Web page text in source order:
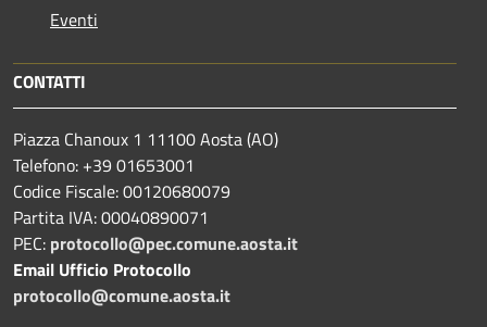
Eventi
CONTATTI
Piazza Chanoux 1 11100 Aosta (AO)
Telefono: +39 01653001
Codice Fiscale: 00120680079
Partita IVA: 00040890071
PEC: protocollo@pec.comune.aosta.it
Email Ufficio Protocollo
protocollo@comune.aosta.it